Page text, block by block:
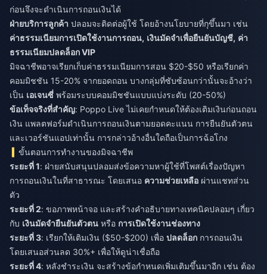
ก่อนจึงจะดำเนินการถอนเงินได้
ฝ่ายบริการลูกค้า ปลอมจะติดต่อผู้ใช้ โดยอ้างนโยบายที่กุขึ้นมา เช่น
ค่าธรรมเนียมการเปิดใช้งานการถอน, เงินมัดจำเพื่อยืนยันบัญชี, ค่า
ธรรมเนียมปลดล็อก VIP
มิจฉาชีพอาจเรียกเก็บค่าธรรมเนียมการสอน $20-$50 หรือเรียกค่า
คอมมิชชัน 15-20% จากยอดถอน บางกลุ่มที่ซับซ้อนกว่านั้นจะอ้างว่า
เป็น เอเจนซี่ พร้อมระบบคอมมิชชันแบบแบ่งระดับ (20-50%)
ข้อเท็จจริงที่สำคัญ: Poppo Live ไม่เคยกำหนดให้ต้องเติมเงินก่อนถอน
เงิน แพลตฟอร์มดำเนินการถอนเงินตามยอดคะแนน การยืนยันตัวตน
และเวอร์ชันแอปเท่านั้น การกล่าวอ้างอื่นใดถือเป็นการฉ้อโกง
ขั้นตอนการทำงานของมิจฉาชีพ
ระยะที่ 1: ฝ่ายสนับสนุนปลอมส่งข้อความหาผู้ใช้ที่โพสต์เรื่องปัญหา
การถอนเงินในที่สาธารณะ โดยเสนอ ความช่วยเหลือ ผ่านแชทส่วน
ตัว
ระยะที่ 2: ขอภาพหน้าจอ และสร้างคำอธิบายทางเทคนิคปลอมๆ เกี่ยว
กับ เงินมัดจำยืนยันตัวตน หรือ การเปิดใช้งานช่องทาง
ระยะที่ 3: เรียกให้เติมเงิน ($50-$200) เพื่อ ปลดล็อก การถอนเงิน
โดยเสนอส่วนลด 30%+ เพื่อให้ดูน่าเชื่อถือ
ระยะที่ 4: หลังชำระเงิน จะสร้างข้อกำหนดเพิ่มเติมขึ้นมาอีก เช่น ต้อง